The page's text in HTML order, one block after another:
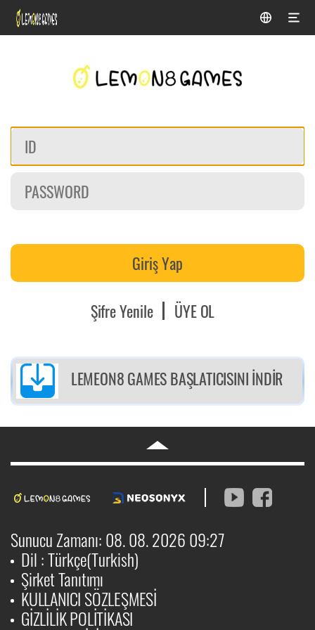
Giriş Yap
Şifre Yenile ÜYE OL
LEMEON8 GAMES BAŞLATICISINI İNDİR
Sunucu Zamanı: 08. 08. 2026 09:27
Dil : Türkçe(Turkish)
Şirket Tanıtımı
KULLANICI SÖZLEŞMESİ
GİZLİLİK POLİTİKASI